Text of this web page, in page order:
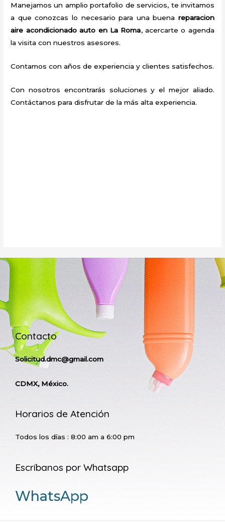
Manejamos un amplio portafolio de servicios, te invitamos
a que conozcas lo necesario para una buena reparacion
aire acondicionado auto en La Roma, acercarte o agenda
la visita con nuestros asesores.
Contamos con años de experiencia y clientes satisfechos.
Con nosotros encontrarás soluciones y el mejor aliado.
Contáctanos para disfrutar de la más alta experiencia.
Contacto
Solicitud.dmc@gmail.com
CDMX, México.
Horarios de Atención
Todos los días : 8:00 am a 6:00 pm
Escríbanos por Whatsapp
WhatsApp